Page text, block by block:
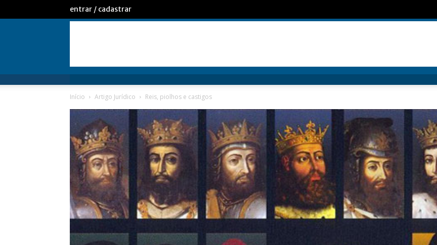
entrar / cadastrar
Início Artigo Jurídico Reis, piolhos e castigos